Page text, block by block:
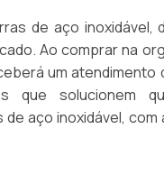
de aço inoxidável,
Ao comprar na
um atendimento
que solucionem
aço inoxidável,
qualidade e